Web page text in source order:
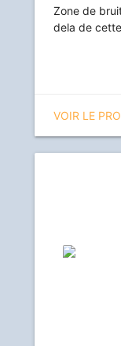
Zone de
dela de
VOIR LE